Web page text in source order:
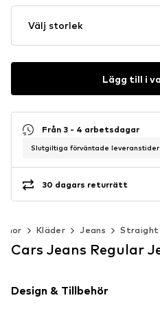
Välj storlek
Lägg till i
Från 3 - 4 arbetsdagar
Slutgiltiga förväntade
30 dagars returrätt
Kläder Jeans Straight
Cars Jeans Regular
Design & Tillbehör